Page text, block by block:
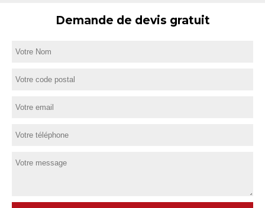
Demande de devis gratuit